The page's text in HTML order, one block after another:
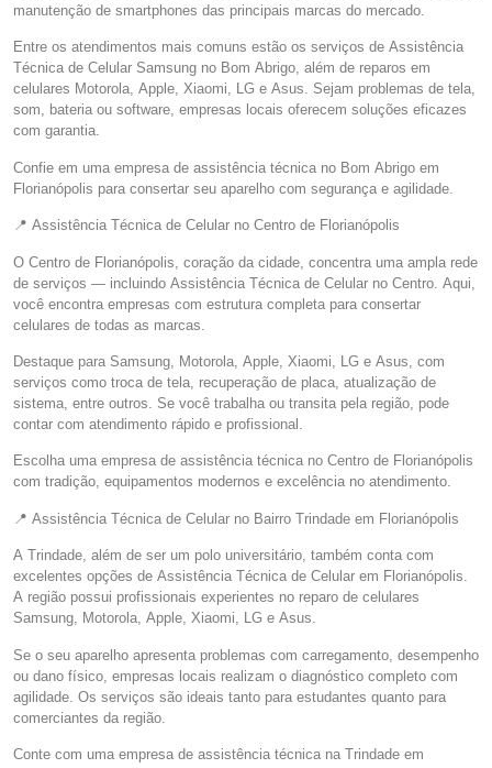
manutenção de smartphones das principais marcas do mercado.
Entre os atendimentos mais comuns estão os serviços de Assistência
Técnica de Celular Samsung no Bom Abrigo, além de reparos em
celulares Motorola, Apple, Xiaomi, LG e Asus. Sejam problemas de tela,
som, bateria ou software, empresas locais oferecem soluções eficazes
com garantia.
Confie em uma empresa de assistência técnica no Bom Abrigo em
Florianópolis para consertar seu aparelho com segurança e agilidade.
📍 Assistência Técnica de Celular no Centro de Florianópolis
O Centro de Florianópolis, coração da cidade, concentra uma ampla rede
de serviços — incluindo Assistência Técnica de Celular no Centro. Aqui,
você encontra empresas com estrutura completa para consertar
celulares de todas as marcas.
Destaque para Samsung, Motorola, Apple, Xiaomi, LG e Asus, com
serviços como troca de tela, recuperação de placa, atualização de
sistema, entre outros. Se você trabalha ou transita pela região, pode
contar com atendimento rápido e profissional.
Escolha uma empresa de assistência técnica no Centro de Florianópolis
com tradição, equipamentos modernos e excelência no atendimento.
📍 Assistência Técnica de Celular no Bairro Trindade em Florianópolis
A Trindade, além de ser um polo universitário, também conta com
excelentes opções de Assistência Técnica de Celular em Florianópolis.
A região possui profissionais experientes no reparo de celulares
Samsung, Motorola, Apple, Xiaomi, LG e Asus.
Se o seu aparelho apresenta problemas com carregamento, desempenho
ou dano físico, empresas locais realizam o diagnóstico completo com
agilidade. Os serviços são ideais tanto para estudantes quanto para
comerciantes da região.
Conte com uma empresa de assistência técnica na Trindade em